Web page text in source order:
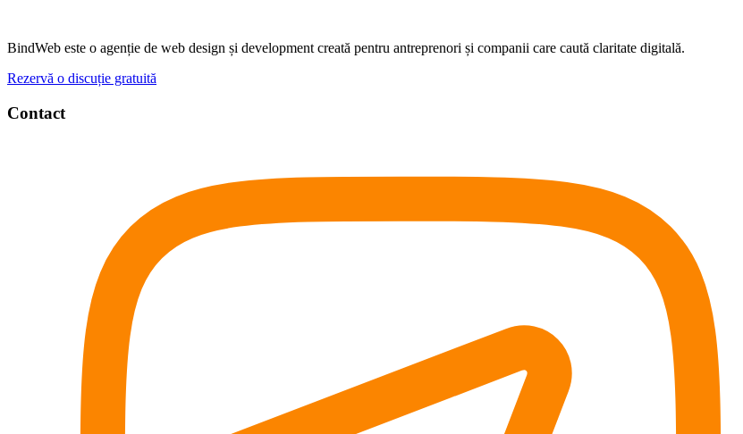
BindWeb este o agenție de web design și development creată pentru antreprenori și companii care caută claritate digitală.
Rezervă o discuție gratuită
Contact